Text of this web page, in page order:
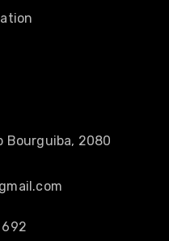
Bourguiba, 2080